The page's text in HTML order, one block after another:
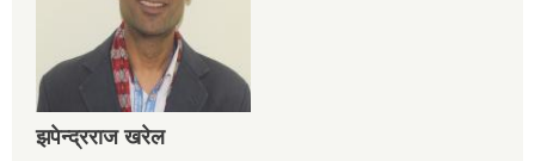
झपेन्द्रराज खरेल